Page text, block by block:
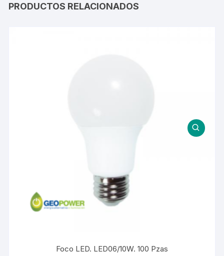
PRODUCTOS RELACIONADOS
Foco LED. LED06/10W. 100 Pzas